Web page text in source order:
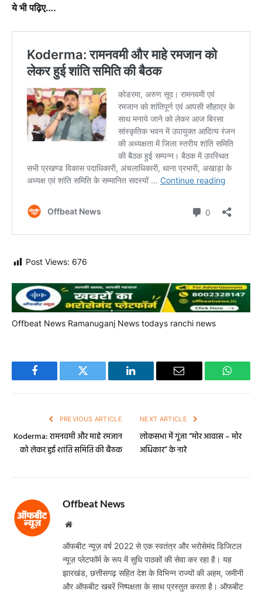
ये भी पढ़िए….
PREVIOUS ARTICLE
Koderma: रामनवमी और माहे रमजान
NEXT ARTICLE
लोकसभा में गूंजा “मोर आवास – मोर
ऑफबीट न्यूज़ वर्ष 2022 से एक स्वतंत्र और भरोसेमंद डिजिटल
न्यूज़ प्लेटफॉर्म के रूप में सुधि पाठकों की सेवा कर रहा है। यह
झारखंड, छत्तीसगढ़ सहित देश के विभिन्न राज्यों की अहम, जमीनी